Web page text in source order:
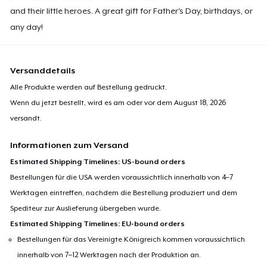
and their little heroes. A great gift for Father's Day, birthdays, or
any day!
Versanddetails
Alle Produkte werden auf Bestellung gedruckt.
Wenn du jetzt bestellt, wird es am oder vor demAugust 18, 2026
versandt.
Informationen zum Versand
Estimated Shipping Timelines: US-bound orders
Bestellungen für die USA werden voraussichtlich innerhalb von 4–7
Werktagen eintreffen, nachdem die Bestellung produziert und dem
Spediteur zur Auslieferung übergeben wurde.
Estimated Shipping Timelines: EU-bound orders
Bestellungen für das Vereinigte Königreich kommen voraussichtlich
innerhalb von 7–12 Werktagen nach der Produktion an.